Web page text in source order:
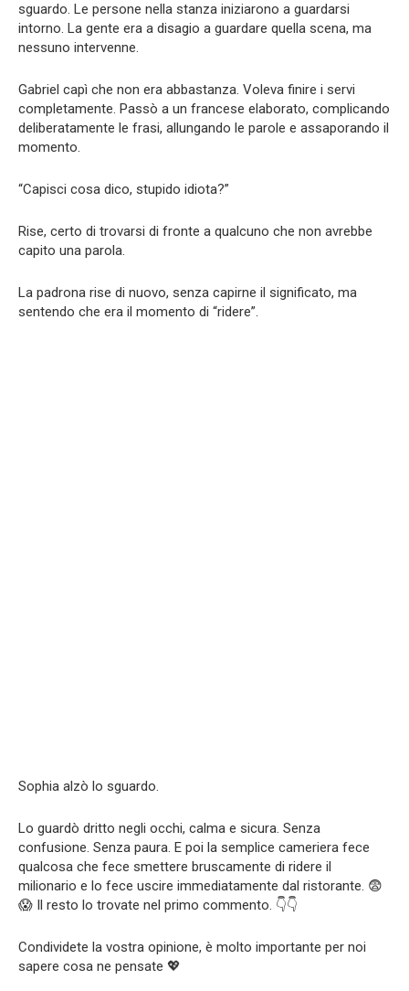
sguardo. Le persone nella stanza iniziarono a guardarsi
intorno. La gente era a disagio a guardare quella scena, ma
nessuno intervenne.
Gabriel capì che non era abbastanza. Voleva finire i servi
completamente. Passò a un francese elaborato, complicando
deliberatamente le frasi, allungando le parole e assaporando il
momento.
“Capisci cosa dico, stupido idiota?”
Rise, certo di trovarsi di fronte a qualcuno che non avrebbe
capito una parola.
La padrona rise di nuovo, senza capirne il significato, ma
sentendo che era il momento di “ridere”.
Sophia alzò lo sguardo.
Lo guardò dritto negli occhi, calma e sicura. Senza
confusione. Senza paura. E poi la semplice cameriera fece
qualcosa che fece smettere bruscamente di ridere il
milionario e lo fece uscire immediatamente dal ristorante. 😨
😱 Il resto lo trovate nel primo commento. 👇👇
Condividete la vostra opinione, è molto importante per noi
sapere cosa ne pensate 💖